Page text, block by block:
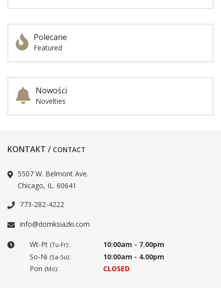
Polecane
Featured
Nowości
Novelties
KONTAKT / CONTACT
5507 W. Belmont Ave.
Chicago, IL. 60641
773-282-4222
info@domksiazki.com
Wt-Pt (Tu-Fr):
10:00am - 7.00pm
So-Ni (Sa-Su):
10:00am - 4.00pm
Pon (Mo): CLOSED